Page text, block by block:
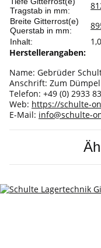
Tragstab in mm:
Breite Gitterrost(e)
Querstab in mm:
Inhalt:
Herstellerangaben:
Name: Gebrüder
Anschrift: Zum
Telefon: +49 (0) 2933
Web: https://schulte-
E-Mail: info@schulte-